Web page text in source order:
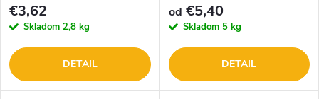
€3,62
Skladom 2,8 kg
DETAIL
od €5,40
Skladom 5 kg
DETAIL